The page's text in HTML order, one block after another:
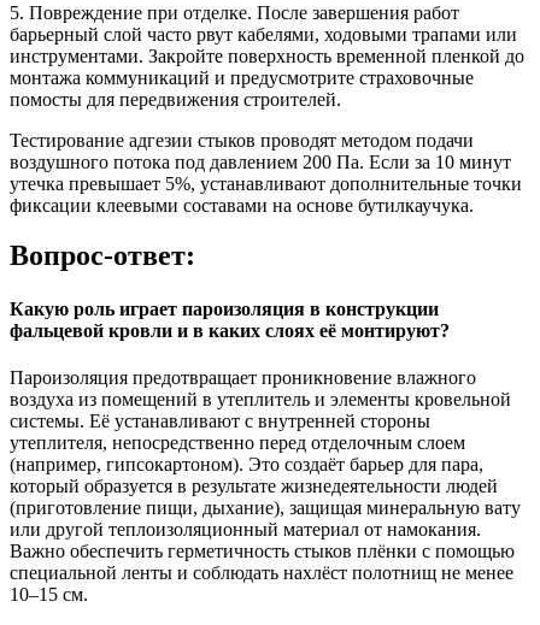
5. Повреждение при отделке. После завершения работ
барьерный слой часто рвут кабелями, ходовыми трапами или
инструментами. Закройте поверхность временной пленкой до
монтажа коммуникаций и предусмотрите страховочные
помосты для передвижения строителей.
Тестирование адгезии стыков проводят методом подачи
воздушного потока под давлением 200 Па. Если за 10 минут
утечка превышает 5%, устанавливают дополнительные точки
фиксации клеевыми составами на основе бутилкаучука.
Вопрос-ответ:
Какую роль играет пароизоляция в конструкции
фальцевой кровли и в каких слоях её монтируют?
Пароизоляция предотвращает проникновение влажного
воздуха из помещений в утеплитель и элементы кровельной
системы. Её устанавливают с внутренней стороны
утеплителя, непосредственно перед отделочным слоем
(например, гипсокартоном). Это создаёт барьер для пара,
который образуется в результате жизнедеятельности людей
(приготовление пищи, дыхание), защищая минеральную вату
или другой теплоизоляционный материал от намокания.
Важно обеспечить герметичность стыков плёнки с помощью
специальной ленты и соблюдать нахлёст полотнищ не менее
10–15 см.